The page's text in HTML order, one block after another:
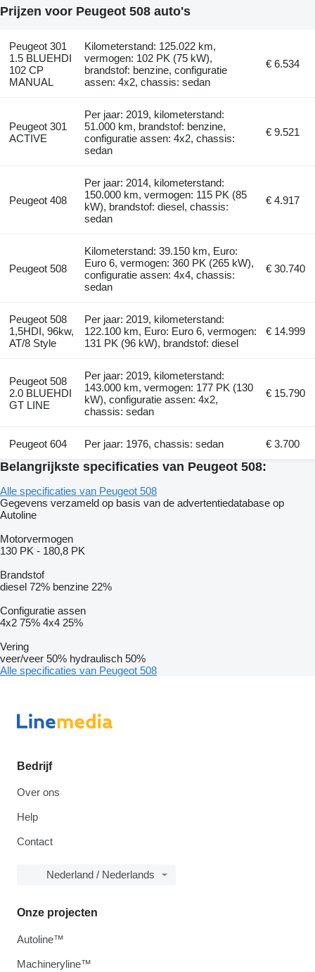
Prijzen voor Peugeot 508 auto's
Peugeot 301
1.5 BLUEHDI
102 CP
MANUAL
Kilometerstand: 125.022 km,
vermogen: 102 PK (75 kW),
brandstof: benzine, configuratie
assen: 4x2, chassis: sedan
€ 6.534
Peugeot 301
ACTIVE
Per jaar: 2019, kilometerstand:
51.000 km, brandstof: benzine,
configuratie assen: 4x2, chassis:
sedan
€ 9.521
Peugeot 408
Per jaar: 2014, kilometerstand:
150.000 km, vermogen: 115 PK (85
kW), brandstof: diesel, chassis:
sedan
€ 4.917
Peugeot 508
Kilometerstand: 39.150 km, Euro:
Euro 6, vermogen: 360 PK (265 kW),
configuratie assen: 4x4, chassis:
sedan
€ 30.740
Peugeot 508
1,5HDI, 96kw,
AT/8 Style
Per jaar: 2019, kilometerstand:
122.100 km, Euro: Euro 6, vermogen:
131 PK (96 kW), brandstof: diesel
€ 14.999
Peugeot 508
2.0 BLUEHDI
GT LINE
Per jaar: 2019, kilometerstand:
143.000 km, vermogen: 177 PK (130
kW), configuratie assen: 4x2,
chassis: sedan
€ 15.790
Peugeot 604 Per jaar: 1976, chassis: sedan € 3.700
Belangrijkste specificaties van Peugeot 508:
Alle specificaties van Peugeot 508
Gegevens verzameld op basis van de advertentiedatabase op
Autoline
Motorvermogen
130 PK - 180,8 PK
Brandstof
diesel 72% benzine 22%
Configuratie assen
4x2 75% 4x4 25%
Vering
veer/veer 50% hydraulisch 50%
Alle specificaties van Peugeot 508
Bedrijf
Over ons
Help
Contact
Nederland / Nederlands
Onze projecten
Autoline™
Machineryline™